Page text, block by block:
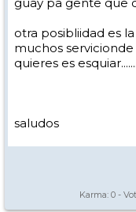
otra posibliidad es
muchos
quieres es
saludos
Karma: 0 -